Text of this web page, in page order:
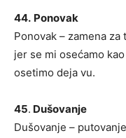
44. Ponovak
Ponovak – zamena za
jer se mi osećamo
osetimo deja vu.
45. Dušovanje
Dušovanje –